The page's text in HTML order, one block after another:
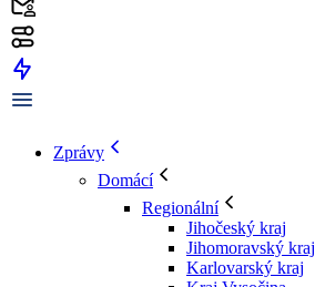
Zprávy
Domácí
Regionální
Jihočeský kraj
Jihomoravský kraj
Karlovarský kraj